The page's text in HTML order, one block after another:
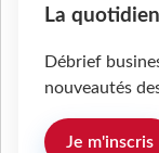
La
Débrief
nouveautés
Je m'inscris